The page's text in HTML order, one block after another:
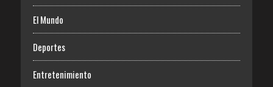
El Mundo
Deportes
Entretenimiento